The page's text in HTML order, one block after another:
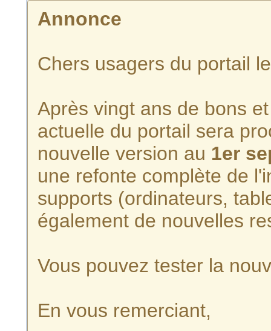
Annonce
Chers usagers du portail
Après vingt ans de bons
actuelle du portail sera
nouvelle version au 1er
une refonte complète de
supports (ordinateurs,
également de nouvelles
Vous pouvez tester la
En vous remerciant,